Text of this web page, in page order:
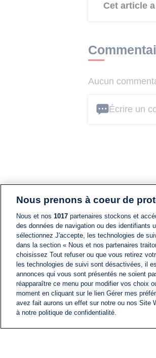
Cet article
Aucun
Écrire un
Nous prenons à coeur de
Nous et nos 1017 partenaires stockons et
des données de navigation ou des identifiants
sélectionnez J'accepte, les technologies de
dans la section « Nous et nos partenaires
choisissez Tout refuser ou que vous retirez
les technologies de suivi sont désactivées, il
annonces qui vous sont présentés ne soient
réapparaître ce menu pour modifier vos choix
moment en cliquant sur le lien Gérer mes
avez fait aurons un effet sur notre ou nos Site
à notre politique de confidentialité.